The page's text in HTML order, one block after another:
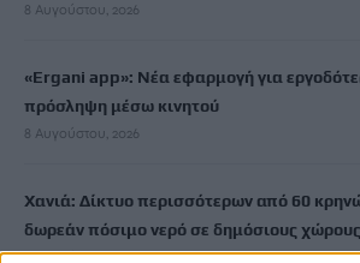
8 Αυγούστου, 2026
«Ergani app»: Νέα εφαρμογή για
πρόσληψη μέσω κινητού
8 Αυγούστου, 2026
Χανιά: Δίκτυο περισσότερων από 60
δωρεάν πόσιμο νερό σε δημόσιους χώρους
8 Αυγούστου, 2026